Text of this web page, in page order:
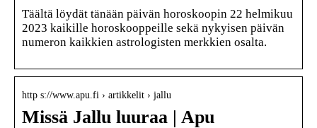
Täältä löydät tänään päivän horoskoopin 22 helmikuu
2023 kaikille horoskooppeille sekä nykyisen päivän
numeron kaikkien astrologisten merkkien osalta.
http s://www.apu.fi › artikkelit › jallu
Missä Jallu luuraa | Apu